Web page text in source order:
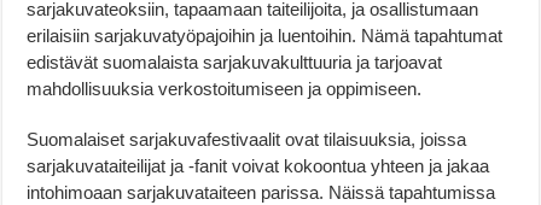
sarjakuvateoksiin, tapaamaan taiteilijoita, ja osallistumaan
erilaisiin sarjakuvatyöpajoihin ja luentoihin. Nämä tapahtumat
edistävät suomalaista sarjakuvakulttuuria ja tarjoavat
mahdollisuuksia verkostoitumiseen ja oppimiseen.
Suomalaiset sarjakuvafestivaalit ovat tilaisuuksia, joissa
sarjakuvataiteilijat ja -fanit voivat kokoontua yhteen ja jakaa
intohimoaan sarjakuvataiteen parissa. Näissä tapahtumissa